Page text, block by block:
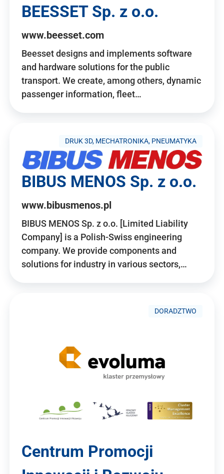
BEESSET Sp. z o.o.
www.beesset.com
Beesset designs and implements software
and hardware solutions for the public
transport. We create, among others, dynamic
passenger information, fleet…
DRUK 3D, MECHATRONIKA, PNEUMATYKA
BIBUS MENOS Sp. z o.o.
www.bibusmenos.pl
BIBUS MENOS Sp. z o.o. [Limited Liability
Company] is a Polish-Swiss engineering
company. We provide components and
solutions for industry in various sectors,…
DORADZTWO
Centrum Promocji